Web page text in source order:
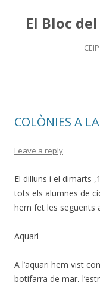
El Bloc
COLÒNIES A
Leave a reply
El dilluns i el dimarts
tots els alumnes de
hem fet les següents
Aquari
A l’aquari hem vist
botifarra de mar,